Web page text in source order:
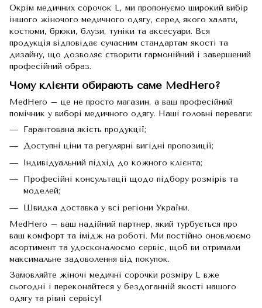
Окрім медичних сорочок L, ми пропонуємо широкий вибір
іншого жіночого медичного одягу, серед якого халати,
костюми, брюки, блузи, туніки та аксесуари. Вся
продукція відповідає сучасним стандартам якості та
дизайну, що дозволяє створити гармонійний і завершений
професійний образ.
Чому клієнти обирають саме MedHero?
MedHero – це не просто магазин, а ваш професійний
помічник у виборі медичного одягу. Наші головні переваги:
Гарантована якість продукції;
Доступні ціни та регулярні вигідні пропозиції;
Індивідуальний підхід до кожного клієнта;
Професійні консультації щодо підбору розмірів та
моделей;
Швидка доставка у всі регіони України.
MedHero – ваш надійний партнер, який турбується про
ваш комфорт та імідж на роботі. Ми постійно оновлюємо
асортимент та удосконалюємо сервіс, щоб ви отримали
максимальне задоволення від покупок.
Замовляйте жіночі медичні сорочки розміру L вже
сьогодні і переконайтеся у бездоганній якості нашого
одягу та рівні сервісу!